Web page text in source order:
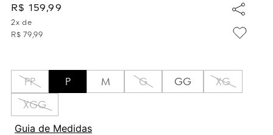
R$ 159,99
2x de
R$ 79,99
PP P M G GG
XG
XGG
Guia de Medidas